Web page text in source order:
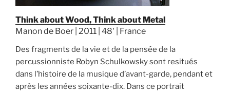
Think about Wood, Think about Metal
Manon de Boer | 2011 | 48' | France
Des fragments de la vie et de la pensée de la
percussionniste Robyn Schulkowsky sont resitués
dans l’histoire de la musique d’avant-garde, pendant et
après les années soixante-dix. Dans ce portrait